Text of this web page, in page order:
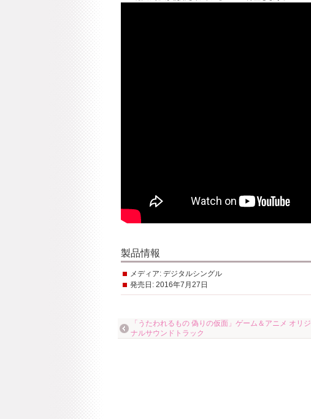
製品情報
メディア: デジタルシングル
発売日: 2016年7月27日
「うたわれるもの 偽りの仮面」ゲーム＆アニメ オリジ
ナルサウンドトラック